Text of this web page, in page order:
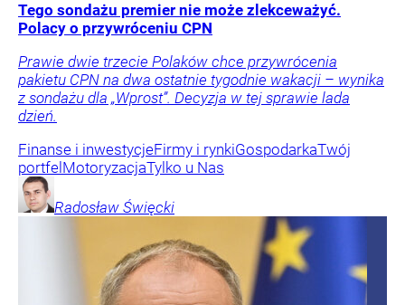
Tego sondażu premier nie może zlekceważyć.
Polacy o przywróceniu CPN
Prawie dwie trzecie Polaków chce przywrócenia
pakietu CPN na dwa ostatnie tygodnie wakacji – wynika
z sondażu dla „Wprost”. Decyzja w tej sprawie lada
dzień.
Finanse i inwestycjeFirmy i rynkiGospodarkaTwój
portfel MotoryzacjaTylko u Nas
Radosław Święcki